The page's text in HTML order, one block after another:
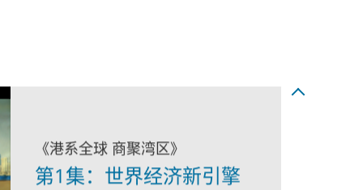
《港系全球 商聚湾区》
第1集：世界经济新引擎